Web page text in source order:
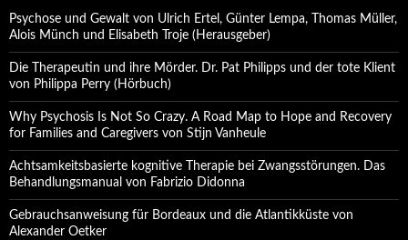
Psychose und Gewalt von Ulrich Ertel, Günter Lempa, Thomas Müller,
Alois Münch und Elisabeth Troje (Herausgeber)
Die Therapeutin und ihre Mörder. Dr. Pat Philipps und der tote Klient
von Philippa Perry (Hörbuch)
Why Psychosis Is Not So Crazy. A Road Map to Hope and Recovery
for Families and Caregivers von Stijn Vanheule
Achtsamkeitsbasierte kognitive Therapie bei Zwangsstörungen. Das
Behandlungsmanual von Fabrizio Didonna
Gebrauchsanweisung für Bordeaux und die Atlantikküste von
Alexander Oetker